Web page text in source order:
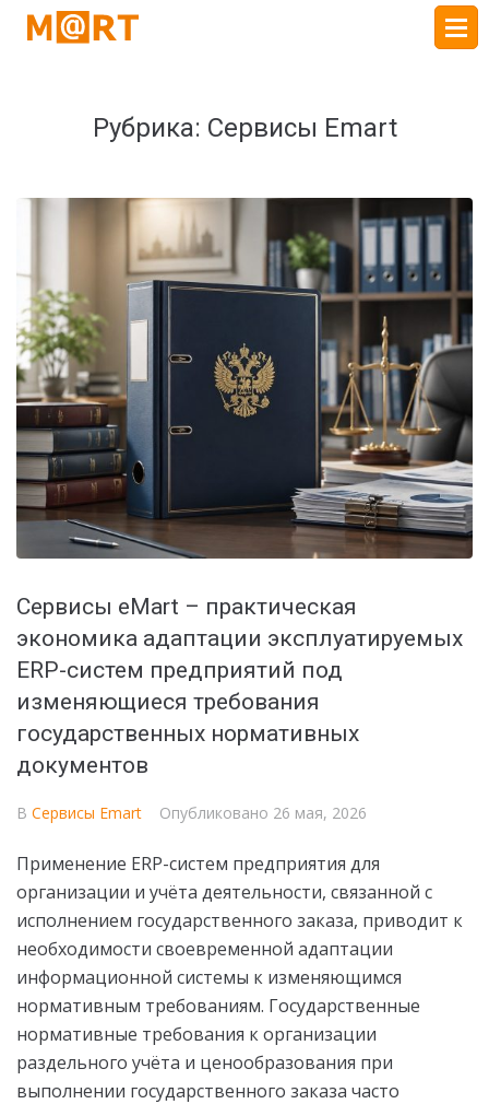
Рубрика: Сервисы Emart
Сервисы eMart – практическая
экономика адаптации эксплуатируемых
ERP-систем предприятий под
изменяющиеся требования
государственных нормативных
документов
В Сервисы Emart Опубликовано 26 мая, 2026
Применение ERP-систем предприятия для
организации и учёта деятельности, связанной с
исполнением государственного заказа, приводит к
необходимости своевременной адаптации
информационной системы к изменяющимся
нормативным требованиям. Государственные
нормативные требования к организации
раздельного учёта и ценообразования при
выполнении государственного заказа часто